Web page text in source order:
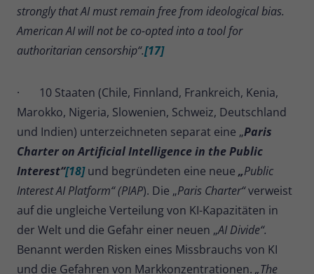
strongly that AI must remain free from ideological bias.
American AI will not be co-opted into a tool for
authoritarian censorship“.[17]
· 10 Staaten (Chile, Finnland, Frankreich, Kenia,
Marokko, Nigeria, Slowenien, Schweiz, Deutschland
und Indien) unterzeichneten separat eine „Paris
Charter on Artificial Intelligence in the Public
Interest“[18]und begründeten eine neue „Public
Interest AI Platform“ (PIAP). Die „Paris Charter“verweist
auf die ungleiche Verteilung von KI-Kapazitäten in
der Welt und die Gefahr einer neuen „AI Divide“.
Benannt werden Risken eines Missbrauchs von KI
und die Gefahren von Markkonzentrationen. „The